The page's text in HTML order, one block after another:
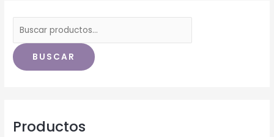
BUSCAR
Productos